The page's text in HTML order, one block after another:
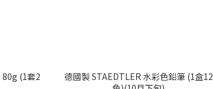
(1套2
德國製 STAEDTLER 水彩色鉛筆 (1盒12